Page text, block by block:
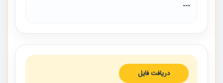
---
دریافت فایل